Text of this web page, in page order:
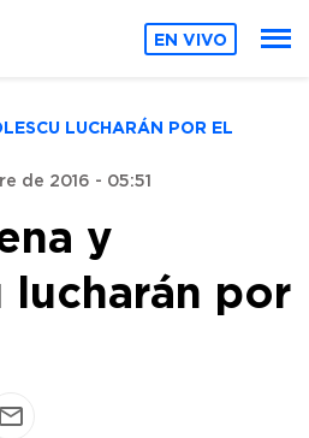
EN VIVO
LUCHARÁN POR EL
de 2016 - 05:51
y
lucharán por